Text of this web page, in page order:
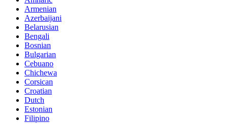
Armenian
Azerbaijani
Belarusian
Bengali
Bosnian
Bulgarian
Cebuano
Chichewa
Corsican
Croatian
Dutch
Estonian
Filipino